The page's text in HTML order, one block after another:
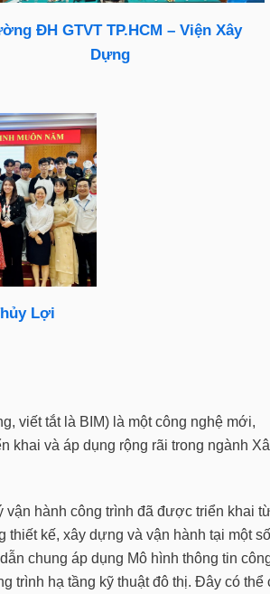
ĐH GTVT TP.HCM – Viện Xây
Dựng
Lợi
viết tắt là BIM) là một công nghệ mới,
khai và áp dụng rộng rãi trong ngành
vận hành công trình đã được triển khai
kế, xây dựng và vận hành tại một số
chung áp dụng Mô hình thông tin
trình hạ tầng kỹ thuật đô thị. Đây có thể